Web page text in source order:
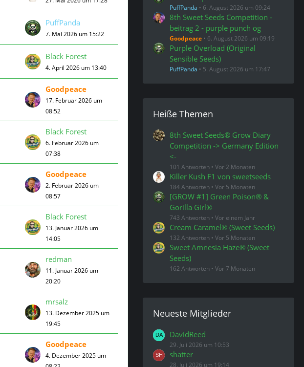
PuffPanda
7. Mai 2026 um 15:22
Black Forest
4. April 2026 um 13:40
Goodpeace
17. Februar 2026 um
08:52
Black Forest
6. Februar 2026 um
07:38
Goodpeace
2. Februar 2026 um
08:57
Black Forest
13. Januar 2026 um
14:05
redman
11. Januar 2026 um
20:20
mrsalz
13. Dezember 2025 um
19:45
Goodpeace
4. Dezember 2025 um
PuffPanda 6. August 2026 um 09:24
8th Sweet Seeds Competition -
beitrag 2 - purple punch og
Goodpeace 6. August 2026 um 09:19
Purple Overload (Original
Sensible Seeds)
PuffPanda 5. August 2026 um 17:47
Heiße Themen
8th Sweet Seeds® Grow Diary
Competition -> Germany Edition
<-
101 Antworten Vor 2 Monaten
Killer Kush F1 von sweetseeds
184 Antworten Vor 5 Monaten
[GROW #1] Green Poison® &
Gorilla Girl®
743 Antworten Vor einem Jahr
Cream Caramel® (Sweet Seeds)
132 Antworten Vor 5 Monaten
Sweet Amnesia Haze® (Sweet
Seeds)
162 Antworten Vor 7 Monaten
Neueste Mitglieder
DavidReed
29. Juli 2026 um 10:53
shatter
28. Juli 2026 um 19:14